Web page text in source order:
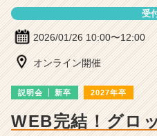
ー・
企
業
か
ら
受
2026/01/26 10:00〜12:00
オンライン開催
説明会 新卒 2027年卒
WEB完結！グロ